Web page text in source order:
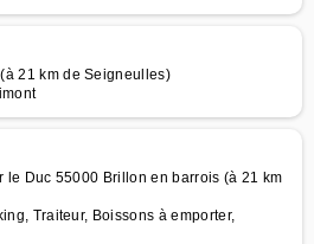
21 km de Seigneulles)
le Duc 55000 Brillon en barrois (à 21 km
Traiteur, Boissons à emporter,